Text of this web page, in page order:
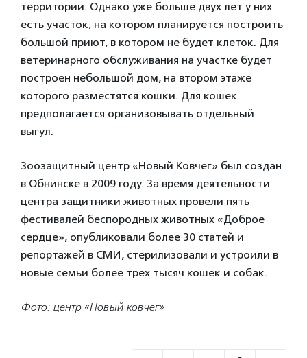
территории. Однако уже больше двух лет у них
есть участок, на котором планируется построить
большой приют, в котором не будет клеток. Для
ветеринарного обслуживания на участке будет
построен небольшой дом, на втором этаже
которого разместятся кошки. Для кошек
предполагается организовывать отдельный
выгул.
Зоозащитный центр «Новый Ковчег» был создан
в Обнинске в 2009 году. За время деятельности
центра защитники животных провели пять
фестивалей беспородных животных «Доброе
сердце», опубликовали более 30 статей и
репортажей в СМИ, стерилизовали и устроили в
новые семьи более трех тысяч кошек и собак.
Фото: центр «Новый ковчег»